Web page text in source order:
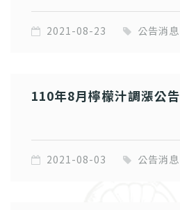
2021-08-23 公告消息
110年8月檸檬汁調漲公告
2021-08-03 公告消息